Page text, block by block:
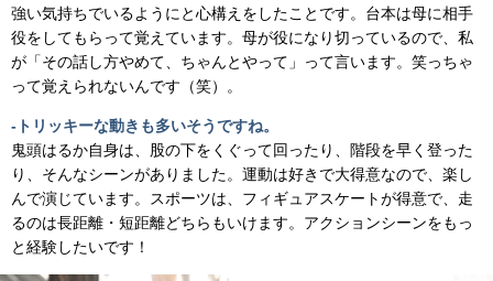
強い気持ちでいるようにと心構えをしたことです。台本は母に相手
役をしてもらって覚えています。母が役になり切っているので、私
が「その話し方やめて、ちゃんとやって」って言います。笑っちゃ
って覚えられないんです（笑）。
-トリッキーな動きも多いそうですね。
鬼頭はるか自身は、股の下をくぐって回ったり、階段を早く登った
り、そんなシーンがありました。運動は好きで大得意なので、楽し
んで演じています。スポーツは、フィギュアスケートが得意で、走
るのは長距離・短距離どちらもいけます。アクションシーンをもっ
と経験したいです！